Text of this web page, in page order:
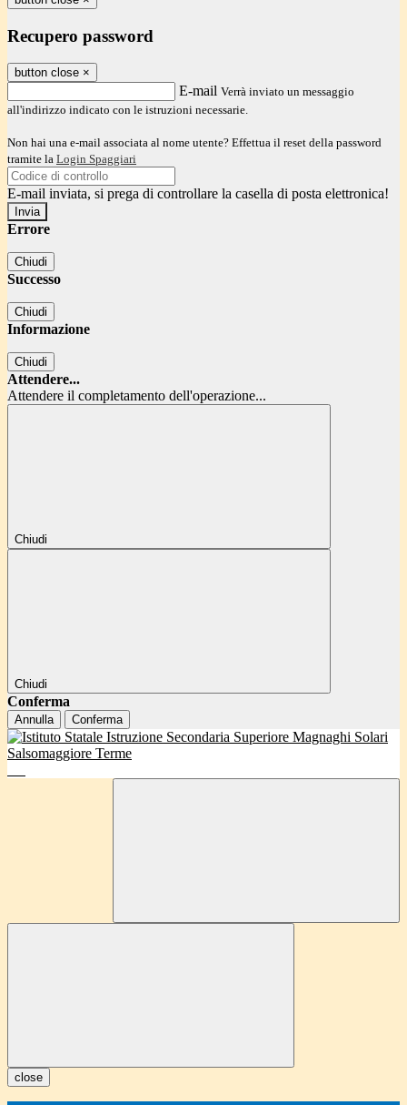
Recupero password
button close ×
E-mail Verrà inviato un messaggio
all'indirizzo indicato con le istruzioni necessarie.
Non hai una e-mail associata al nome utente? Effettua il reset della password
tramite la Login Spaggiari
E-mail inviata, si prega di controllare la casella di posta elettronica!
Errore
Chiudi
Successo
Chiudi
Informazione
Chiudi
Attendere...
Attendere il completamento dell'operazione...
Chiudi
Chiudi
Conferma
Annulla Conferma
close